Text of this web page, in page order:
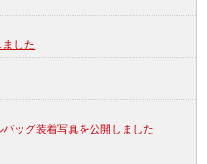
した
ッグ装着写真を公開しました